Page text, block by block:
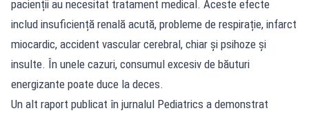
pacienții au necesitat tratament medical. Aceste efecte
includ insuficiență renală acută, probleme de respirație, infarct
miocardic, accident vascular cerebral, chiar și psihoze și
insulte. În unele cazuri, consumul excesiv de băuturi
energizante poate duce la deces.
Un alt raport publicat în jurnalul Pediatrics a demonstrat